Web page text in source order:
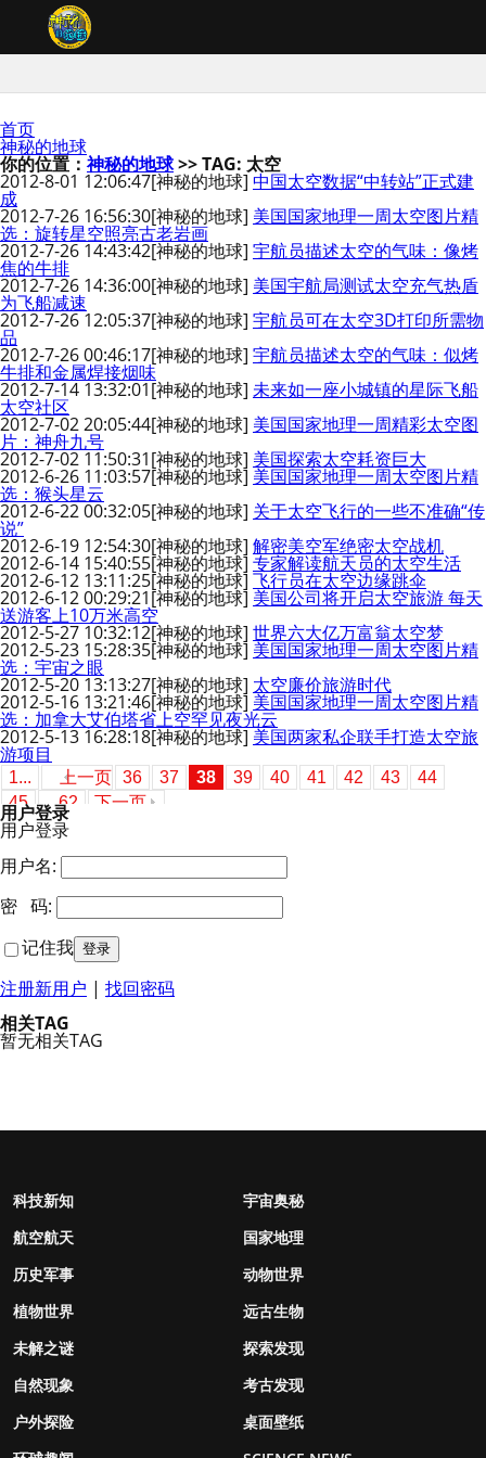
首页
神秘的地球
你的位置：神秘的地球>> TAG: 太空
2012-8-01 12:06:47[神秘的地球] 中国太空数据“中转站”正式建
成
2012-7-26 16:56:30[神秘的地球] 美国国家地理一周太空图片精
选：旋转星空照亮古老岩画
2012-7-26 14:43:42[神秘的地球] 宇航员描述太空的气味：像烤
焦的牛排
2012-7-26 14:36:00[神秘的地球] 美国宇航局测试太空充气热盾
为飞船减速
2012-7-26 12:05:37[神秘的地球] 宇航员可在太空3D打印所需物
品
2012-7-26 00:46:17[神秘的地球] 宇航员描述太空的气味：似烤
牛排和金属焊接烟味
2012-7-14 13:32:01[神秘的地球] 未来如一座小城镇的星际飞船
太空社区
2012-7-02 20:05:44[神秘的地球] 美国国家地理一周精彩太空图
片：神舟九号
2012-7-02 11:50:31[神秘的地球] 美国探索太空耗资巨大
2012-6-26 11:03:57[神秘的地球] 美国国家地理一周太空图片精
选：猴头星云
2012-6-22 00:32:05[神秘的地球] 关于太空飞行的一些不准确“传
说”
2012-6-19 12:54:30[神秘的地球] 解密美空军绝密太空战机
2012-6-14 15:40:55[神秘的地球] 专家解读航天员的太空生活
2012-6-12 13:11:25[神秘的地球] 飞行员在太空边缘跳伞
2012-6-12 00:29:21[神秘的地球] 美国公司将开启太空旅游 每天
送游客上10万米高空
2012-5-27 10:32:12[神秘的地球] 世界六大亿万富翁太空梦
2012-5-23 15:28:35[神秘的地球] 美国国家地理一周太空图片精
选：宇宙之眼
2012-5-20 13:13:27[神秘的地球] 太空廉价旅游时代
2012-5-16 13:21:46[神秘的地球] 美国国家地理一周太空图片精
选：加拿大艾伯塔省上空罕见夜光云
2012-5-13 16:28:18[神秘的地球] 美国两家私企联手打造太空旅
游项目
1... 上一页 36 37 38 39 40 41 42 43
44
45
...62 下一页
用户登录
用户登录
用户名:
密 码:
记住我
注册新用户 | 找回密码
相关TAG
暂无相关TAG
科技新知
宇宙奥秘
航空航天
国家地理
历史军事
动物世界
植物世界
远古生物
未解之谜
探索发现
自然现象
考古发现
户外探险
桌面壁纸